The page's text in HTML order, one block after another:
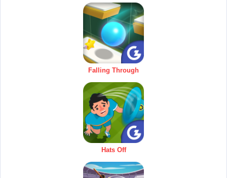
Falling Through
Hats Off